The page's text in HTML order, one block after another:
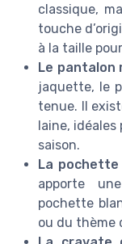
classique,
touche
à la taille
Le pantalon
jaquette, le
tenue. Il
laine,
saison.
La pochette
apporte
pochette
ou du thème